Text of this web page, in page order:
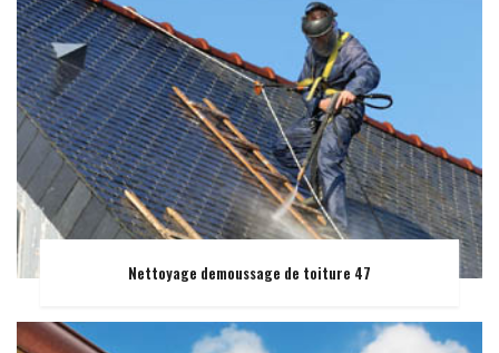
Nettoyage demoussage de toiture 47